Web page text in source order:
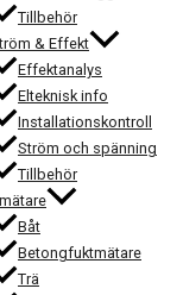
Tillbehör
& Effekt
Effektanalys
Elteknisk info
Installationskontroll
Ström och spänning
Tillbehör
Båt
Betongfuktmätare
Trä